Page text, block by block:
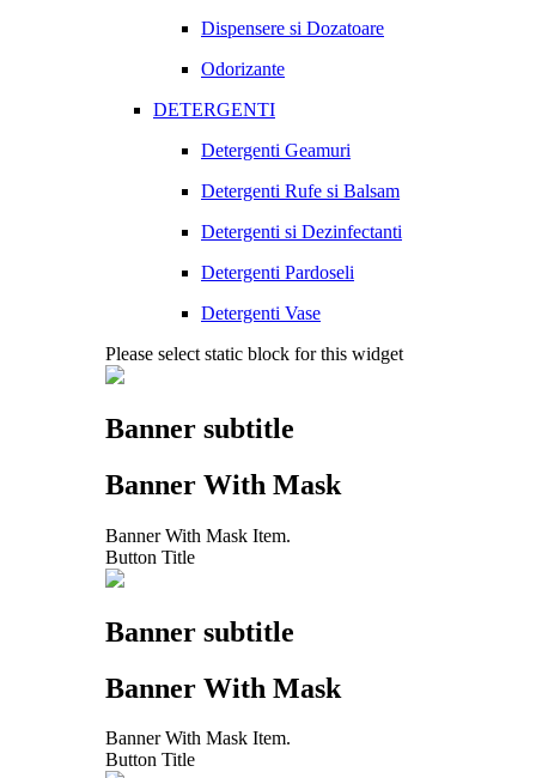
Dispensere si Dozatoare
Odorizante
DETERGENTI
Detergenti Geamuri
Detergenti Rufe si Balsam
Detergenti si Dezinfectanti
Detergenti Pardoseli
Detergenti Vase
Please select static block for this widget
Banner subtitle
Banner With Mask
Banner With Mask Item.
Button Title
Banner subtitle
Banner With Mask
Banner With Mask Item.
Button Title